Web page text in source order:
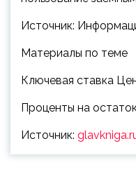
Источник:
Материалы по теме
Ключевая ставка
Проценты на
Источник: